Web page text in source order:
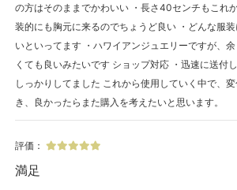
の方はそのままでかわいい ・長さ40センチもこれ
装的にも胸元に来るのでちょうど良い ・どんな服
いといってます ・ハワイアンジュエリーですが、
くても良いみたいです ショップ対応 ・迅速に送付
しっかりしてました これから使用していく中で、
き、良かったらまた購入を考えたいと思います。
評価：
満足